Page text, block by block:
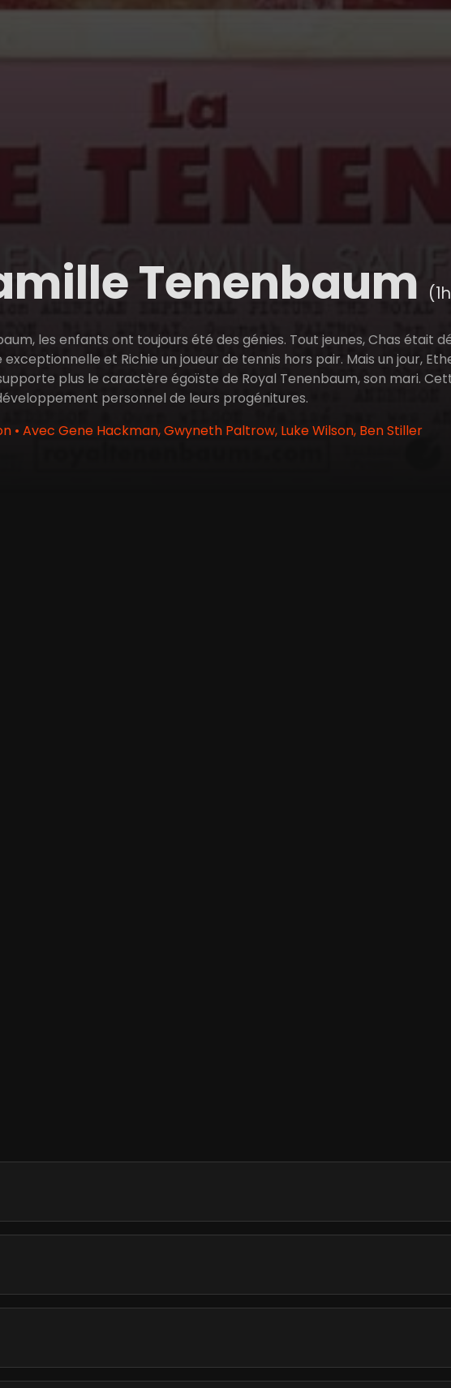
Tenenbaum
les enfants ont toujours été des génies. Tout jeunes, Chas était
et Richie un joueur de tennis hors pair. Mais un jour,
plus le caractère égoïste de Royal Tenenbaum, son mari.
personnel de leurs progénitures.
• Avec Gene Hackman, Gwyneth Paltrow, Luke Wilson, Ben Stiller